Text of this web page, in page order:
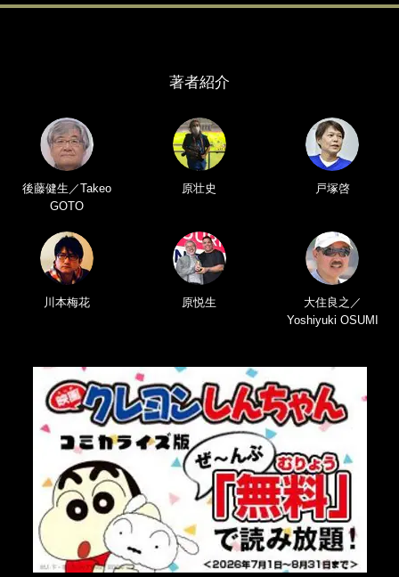
著者紹介
後藤健生／Takeo
GOTO
原壮史 戸塚啓
川本梅花 原悦生
大住良之／
Yoshiyuki OSUMI